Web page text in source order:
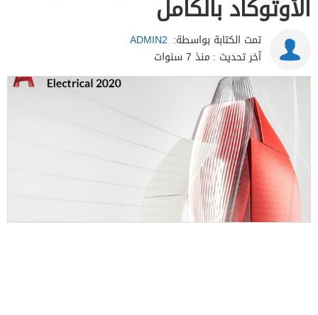
الأوتوكاد بالكامل
تمت الكتابة بواسطة: ADMIN2
آخر تحديث : منذ 7 سنوات